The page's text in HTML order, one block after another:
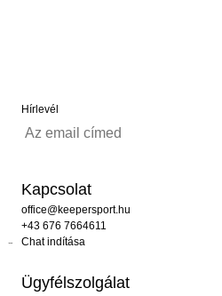
Hírlevél
Kapcsolat
office@keepersport.hu
+43 676 7664611
Chat indítása
Ügyfélszolgálat